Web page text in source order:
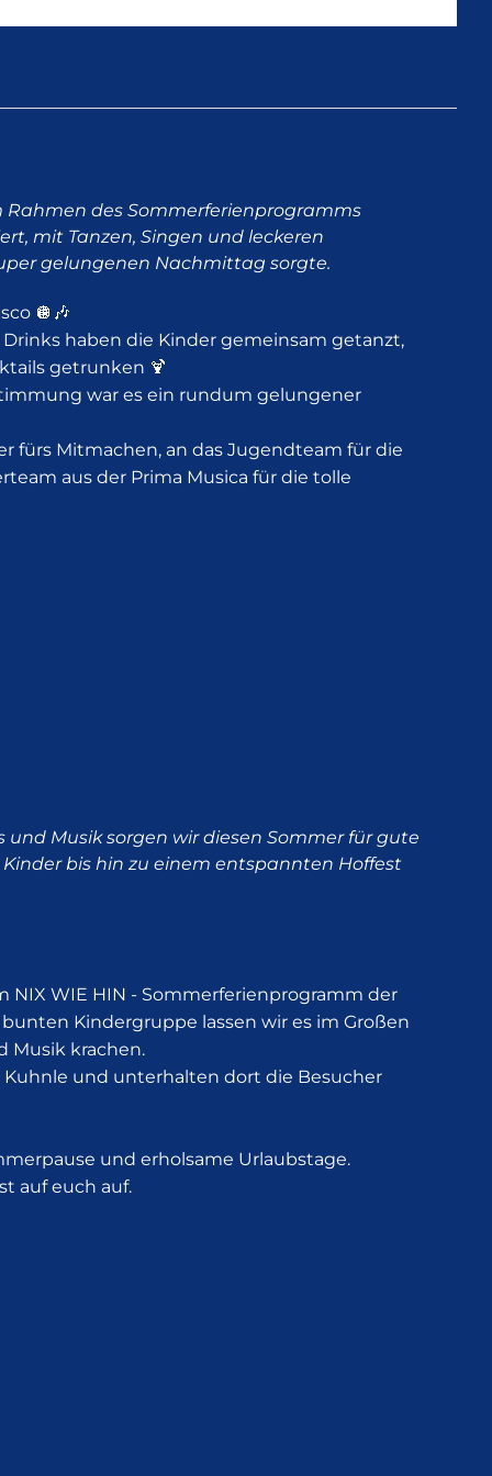
Rahmen des Sommerferienprogramms
mit Tanzen, Singen und leckeren
gelungenen Nachmittag sorgte.
🪩🎶
haben die Kinder gemeinsam getanzt,
getrunken 🍹
war es ein rundum gelungener
fürs Mitmachen, an das Jugendteam für die
aus der Prima Musica für die tolle
Musik sorgen wir diesen Sommer für gute
bis hin zu einem entspannten Hoffest
NIX WIE HIN - Sommerferienprogramm der
Kindergruppe lassen wir es im Großen
Musik krachen.
und unterhalten dort die Besucher
und erholsame Urlaubstage.
auf euch auf.